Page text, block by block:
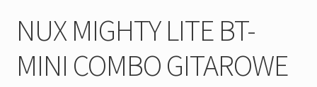
NUX MIGHTY LITE BT-
MINI COMBO GITAROWE